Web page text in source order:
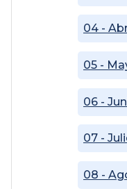
04 -
05 -
06 -
07 -
08 -